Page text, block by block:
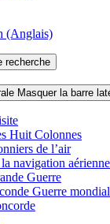
(Anglais)
recherche
Masquer la barre
Huit Colonnes
de l’air
navigation
Guerre
Guerre